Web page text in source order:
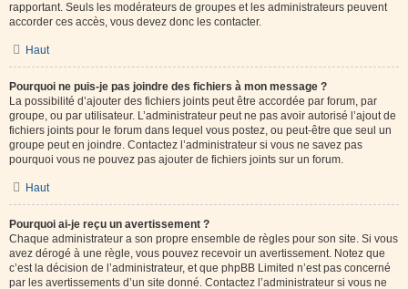
rapportant. Seuls les modérateurs de groupes et les administrateurs peuvent
accorder ces accès, vous devez donc les contacter.
Haut
Pourquoi ne puis-je pas joindre des fichiers à mon message ?
La possibilité d’ajouter des fichiers joints peut être accordée par forum, par
groupe, ou par utilisateur. L’administrateur peut ne pas avoir autorisé l’ajout de
fichiers joints pour le forum dans lequel vous postez, ou peut-être que seul un
groupe peut en joindre. Contactez l’administrateur si vous ne savez pas
pourquoi vous ne pouvez pas ajouter de fichiers joints sur un forum.
Haut
Pourquoi ai-je reçu un avertissement ?
Chaque administrateur a son propre ensemble de règles pour son site. Si vous
avez dérogé à une règle, vous pouvez recevoir un avertissement. Notez que
c’est la décision de l’administrateur, et que phpBB Limited n’est pas concerné
par les avertissements d’un site donné. Contactez l’administrateur si vous ne